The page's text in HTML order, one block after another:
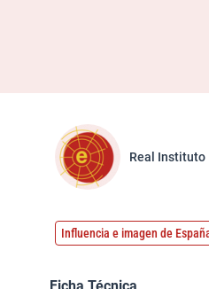
Real Instituto
Influencia e imagen de